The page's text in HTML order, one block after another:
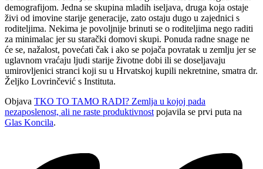
demografijom. Jedna se skupina mladih iseljava, druga koja ostaje
živi od imovine starije generacije, zato ostaju dugo u zajednici s
roditeljima. Nekima je povoljnije brinuti se o roditeljima nego raditi
za minimalac jer su starački domovi skupi. Ponuda radne snage ne
će se, nažalost, povećati čak i ako se pojača povratak u zemlju jer se
uglavnom vraćaju ljudi starije životne dobi ili se doseljavaju
umirovljenici stranci koji su u Hrvatskoj kupili nekretnine, smatra dr.
Željko Lovrinčević s Instituta.
Objava TKO TO TAMO RADI? Zemlja u kojoj pada
nezaposlenost, ali ne raste produktivnost pojavila se prvi puta na
Glas Koncila.